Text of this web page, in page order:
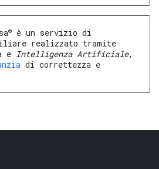
®
è un servizio di
realizzato tramite
e Intelligenza Artificiale,
di correttezza e